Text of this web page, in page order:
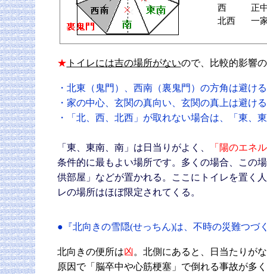
西
北西
正
一
★ トイレには吉の場所がないので、比較的影響
・北東（鬼門）、西南（裏鬼門）の方角は避け
・家の中心、玄関の真向い、玄関の真上は避け
・「北、西、北西」が取れない場合は、「東、
「東、東南、南」は日当りがよく、
「陽のエネ
条件的に最もよい場所です。多くの場合、この
供部屋」などが置かれる。ここにトイレを置く
レの場所はほぼ限定されてくる。
●『北向きの雪隠(せっちん)は、不時の災難つづ
北向きの便所は凶。北側にあると、日当たりが
原因で「脳卒中や心筋梗塞」で倒れる事故が多